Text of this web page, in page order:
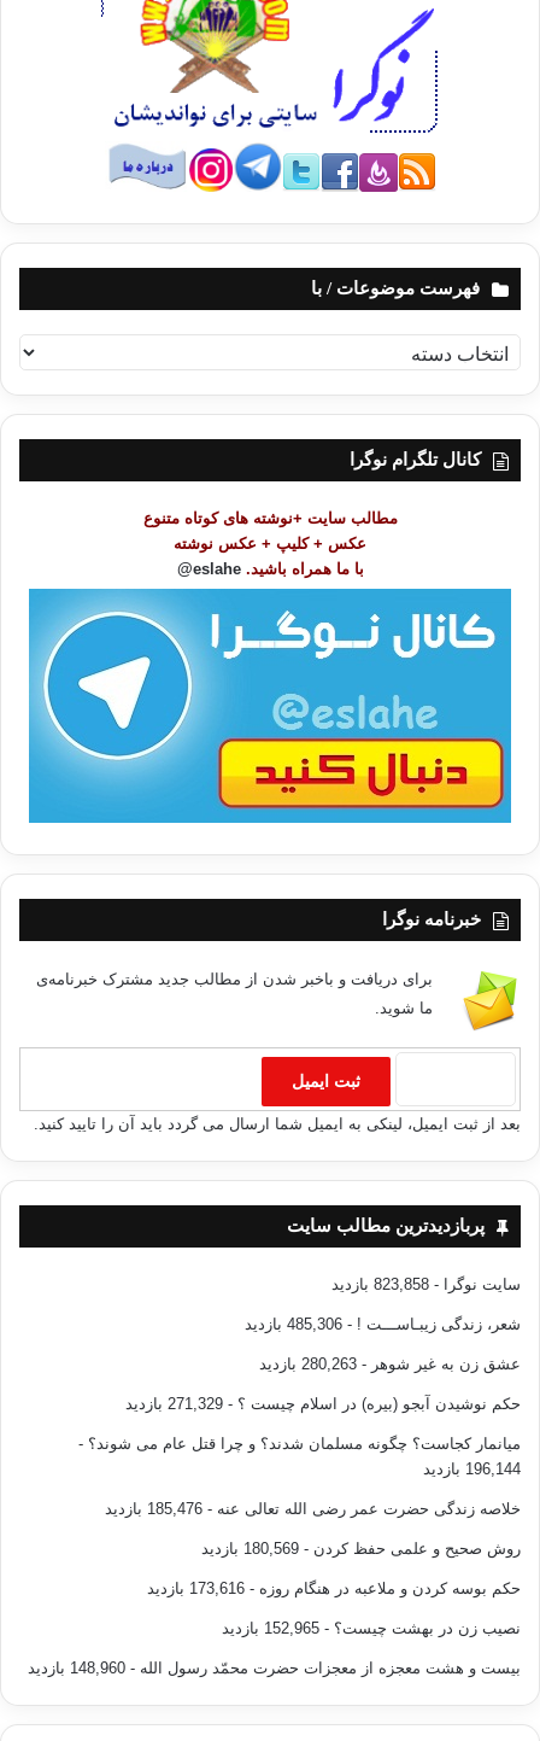
فهرست موضوعات / با
ه
ر
کانال تلگرام نوگرا
مطالب سایت +نوشته های کوتاه متنوع
عکس + کلیپ + عکس نوشته
با ما همراه باشید. eslahe@
خبرنامه نوگرا
برای دریافت و باخبر شدن از مطالب جدید مشترک خبرنامه‌ی
ما شوید.
بعد از ثبت ایمیل، لینکی به ایمیل شما ارسال می گردد باید آن را تایید کنید.
پربازدیدترین مطالب سایت
سایت نوگرا - 823,858 بازدید
شعر، زندگی زیبـاســـت ! - 485,306 بازدید
عشق زن به غیر شوهر - 280,263 بازدید
حکم نوشیدن آبجو (بیره) در اسلام چیست ؟ - 271,329 بازدید
میانمار کجاست؟ چگونه مسلمان شدند؟ و چرا قتل عام می شوند؟ -
196,144 بازدید
خلاصه زندگی حضرت عمر رضی الله تعالی عنه - 185,476 بازدید
روش صحیح و علمی حفظ کردن - 180,569 بازدید
حکم بوسه کردن و ملاعبه در هنگام روزه - 173,616 بازدید
نصیب زن در بهشت چیست؟ - 152,965 بازدید
بیست و هشت معجزه از معجزات حضرت محمّد رسول الله - 148,960 بازدید